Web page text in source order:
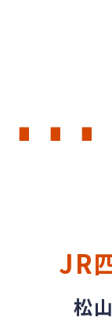
∎ ∎ ∎
JR
松